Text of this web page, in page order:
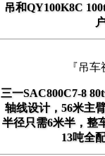
吊和QY100K8C
『吊车
三一SAC800C7-8
轴线设计，56米主
半径只需6米半，整
13吨全